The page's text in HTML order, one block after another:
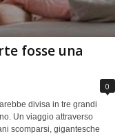
fosse una
0
divisa in tre grandi
Un viaggio attraverso
scomparsi, gigantesche